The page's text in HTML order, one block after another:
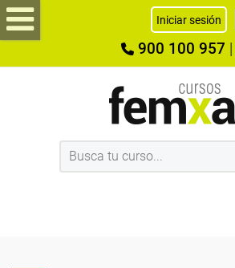
Iniciar sesión
900 100 957